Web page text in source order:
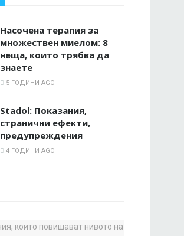
Насочена терапия за
множествен миелом: 8
неща, които трябва да
знаете
5 ГОДИНИ AGO
Stadol: Показания,
странични ефекти,
предупреждения
4 ГОДИНИ AGO